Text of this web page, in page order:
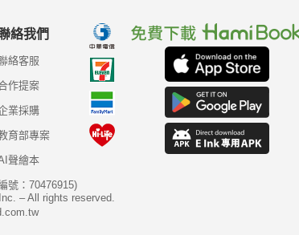
絡我們
絡客服
作提案
業採購
育部專案
聲繪本
號：70476915)
– All rights reserved.